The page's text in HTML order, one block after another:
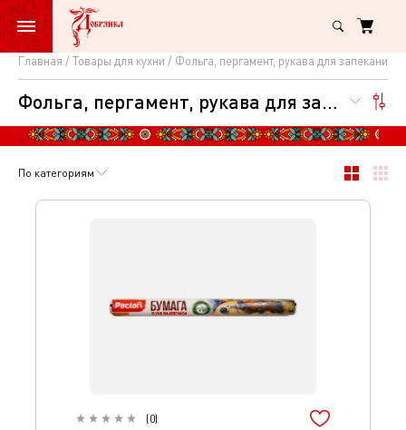
Главная Товары для кухни Фольга, пергамент, рукава для запекания
Фольга,
пергамент,
рукава
для
запекания
Фольга, пергамент, рукава для запекания
По категориям
(0)